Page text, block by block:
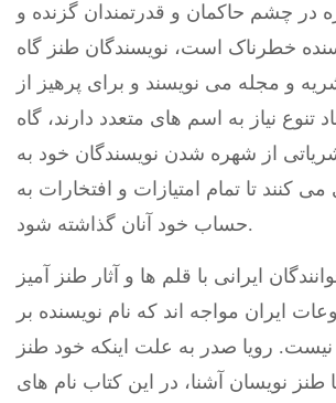
در چشم حاکمان و قدرتمندان گزنده و
خطرناک است، نویسندگان طنز گاه
و مجله می نویسند و برای پرهیز از
تنوع نیاز به اسم های متعدد دارند، گاه
از شهره شدن نویسندگان خود به
کنند تا تمام امتیازات و افتخارات به
حساب خود آنان گذاشته شود.
ایرانی با قلم ها و آثار طنز آمیز
ایران مواجه اند که نام نویسنده بر
رویا صدر به علت اینکه خود طنز
نویسان آشنا، در این کتاب نام های